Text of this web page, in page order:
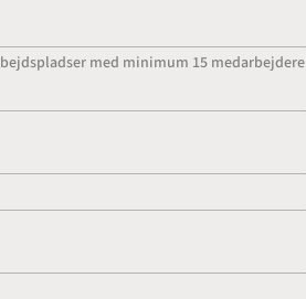
med minimum 15 medarbejdere